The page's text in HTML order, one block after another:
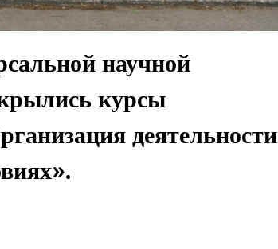
научной
курсы
деятельности